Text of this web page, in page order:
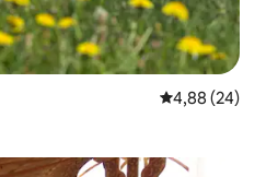
Średnia
4,88 (24)